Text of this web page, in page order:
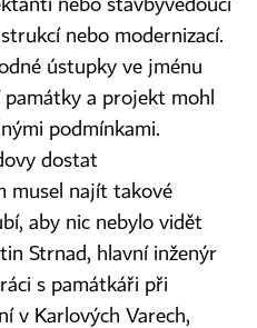
nebo stavbyvedoucí
nebo modernizací.
ústupky ve jménu
a projekt mohl
podmínkami.
dostat
musel najít takové
aby nic nebylo vidět
Strnad, hlavní inženýr
s památkáři při
v Karlových Varech,